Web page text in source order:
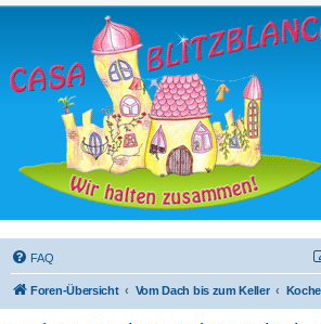
FAQ
Foren-Übersicht Vom Dach bis zum Keller